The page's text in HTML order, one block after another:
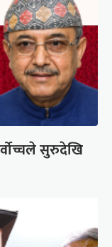
सुरुदेखि